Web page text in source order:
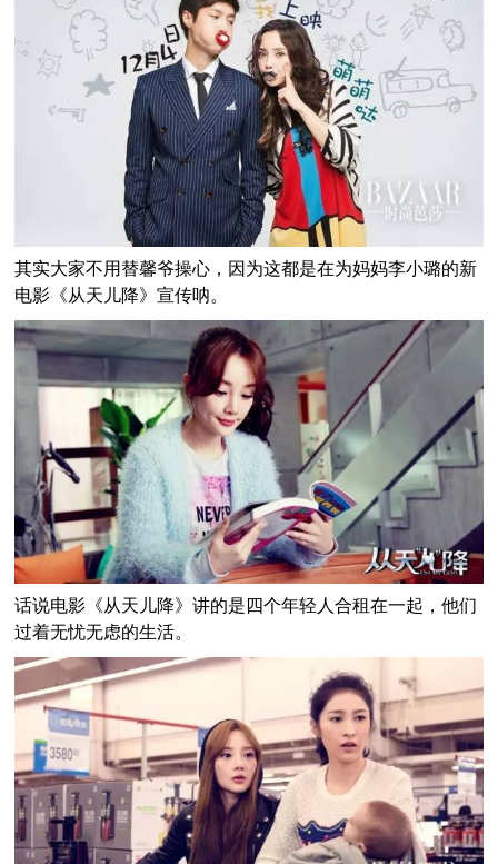
其实大家不用替馨爷操心，因为这都是在为妈妈李小璐的新
电影《从天儿降》宣传呐。
话说电影《从天儿降》讲的是四个年轻人合租在一起，他们
过着无忧无虑的生活。